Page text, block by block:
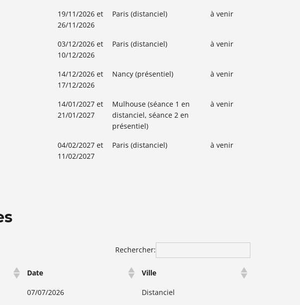
19/11/2026 et
26/11/2026
Paris (distanciel) à venir
03/12/2026 et
10/12/2026
Paris (distanciel) à venir
14/12/2026 et
17/12/2026
Nancy (présentiel) à venir
14/01/2027 et
21/01/2027
Mulhouse (séance 1 en
distanciel, séance 2 en
présentiel)
à venir
04/02/2027 et
11/02/2027
Paris (distanciel) à venir
Rechercher:
Date Ville
07/07/2026
Distanciel